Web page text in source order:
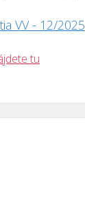
VV - 12/2025
tu